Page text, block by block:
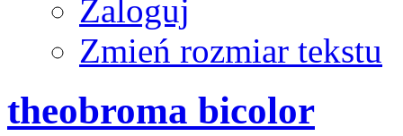
Zaloguj
Zmień rozmiar tekstu
theobroma bicolor